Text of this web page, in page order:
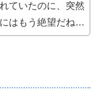
ていたのに、突然
はもう絶望だね…